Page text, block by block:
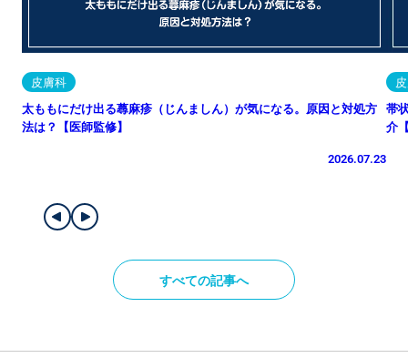
皮膚科
太ももにだけ出る蕁麻疹（じんましん）が気になる。原因と対処方
法は？【医師監修】
2026.07.23
帯
介
すべての記事へ